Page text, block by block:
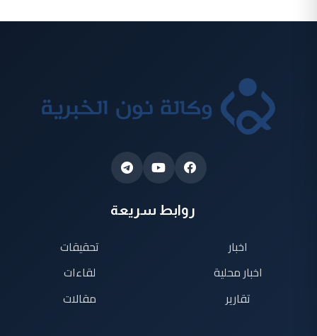
روابط سريعة
اخبار
اخبار محلية
تقارير
تحقيقات
لقاءات
مقالات